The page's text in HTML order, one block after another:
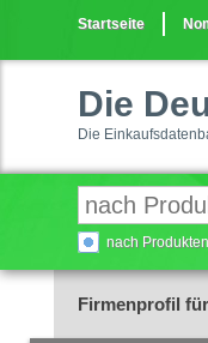
Startseite
Die
Die
nach
Firmenprofil